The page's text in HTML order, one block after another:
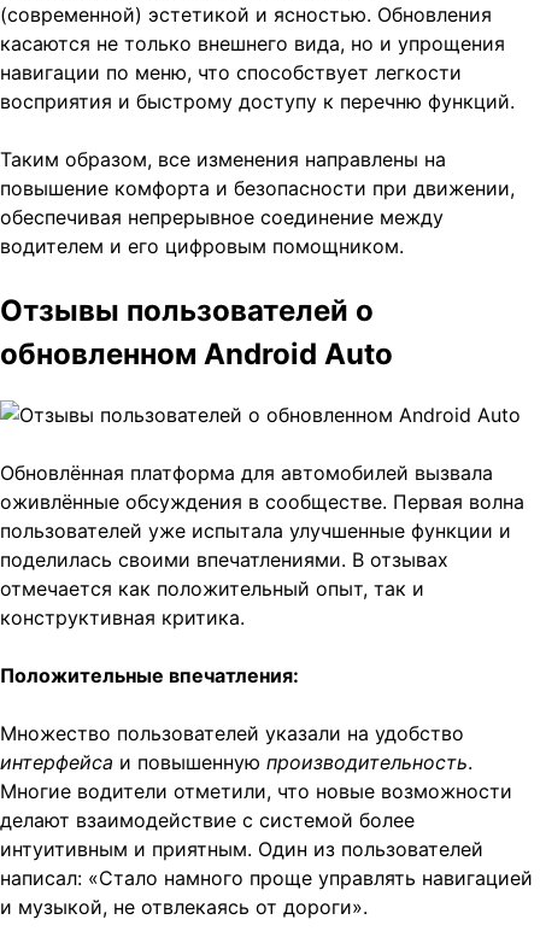
(современной) эстетикой и ясностью. Обновления
касаются не только внешнего вида, но и упрощения
навигации по меню, что способствует легкости
восприятия и быстрому доступу к перечню функций.
Таким образом, все изменения направлены на
повышение комфорта и безопасности при движении,
обеспечивая непрерывное соединение между
водителем и его цифровым помощником.
Отзывы пользователей о
обновленном Android Auto
Обновлённая платформа для автомобилей вызвала
оживлённые обсуждения в сообществе. Первая волна
пользователей уже испытала улучшенные функции и
поделилась своими впечатлениями. В отзывах
отмечается как положительный опыт, так и
конструктивная критика.
Положительные впечатления:
Множество пользователей указали на удобство
интерфейса и повышенную производительность.
Многие водители отметили, что новые возможности
делают взаимодействие с системой более
интуитивным и приятным. Один из пользователей
написал: «Стало намного проще управлять навигацией
и музыкой, не отвлекаясь от дороги».